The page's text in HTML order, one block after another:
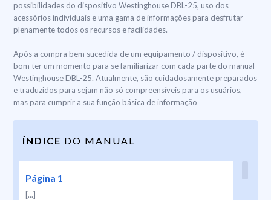
possibilidades do dispositivo Westinghouse DBL-25, uso dos
acessórios individuais e uma gama de informações para desfrutar
plenamente todos os recursos e facilidades.
Após a compra bem sucedida de um equipamento / dispositivo, é
bom ter um momento para se familiarizar com cada parte do manual
Westinghouse DBL-25. Atualmente, são cuidadosamente preparados
e traduzidos para sejam não só compreensíveis para os usuários,
mas para cumprir a sua função básica de informação
ÍNDICE DO MANUAL
Página 1
[...]